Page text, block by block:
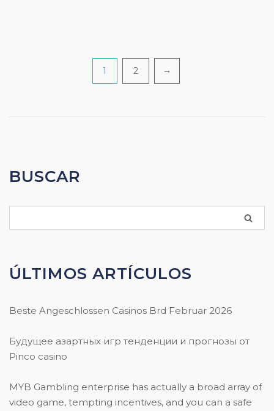
1 2 →
BUSCAR
ÚLTIMOS ARTÍCULOS
Beste Angeschlossen Casinos Brd Februar 2026
Будущее азартных игр тенденции и прогнозы от
Pinco casino
MYB Gambling enterprise has actually a broad array of
video game, tempting incentives, and you can a safe